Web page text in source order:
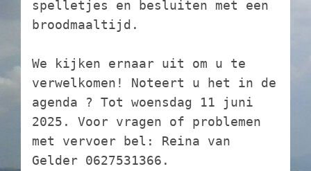
spelletjes en besluiten met een
broodmaaltijd.
We kijken ernaar uit om u te
verwelkomen! Noteert u het in de
agenda ? Tot woensdag 11 juni
2025. Voor vragen of problemen
met vervoer bel: Reina van
Gelder 0627531366.